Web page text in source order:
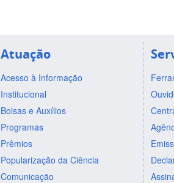
Atuação
Acesso à Informação
Institucional
Bolsas e Auxílios
Programas
Prêmios
Popularização da Ciência
Comunicação